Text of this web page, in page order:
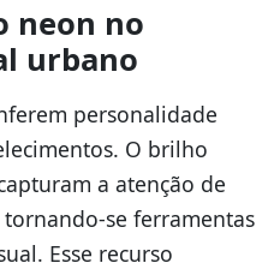
neon no
urbano
personalidade
O brilho
a atenção de
se ferramentas
Esse recurso